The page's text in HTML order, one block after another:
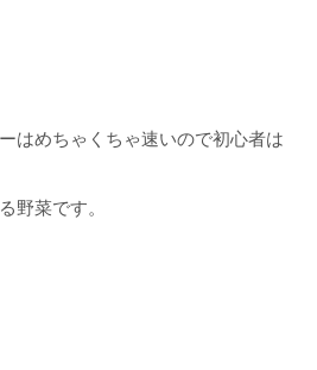
はめちゃくちゃ速いので初心者は
野菜です。